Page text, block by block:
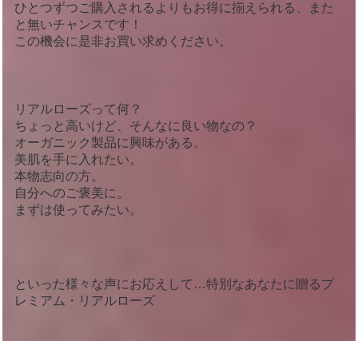
ひとつずつご購入されるよりもお得に揃えられる、また
と無いチャンスです！
この機会に是非お買い求めください。
リアルローズって何？
ちょっと高いけど、そんなに良い物なの？
オーガニック製品に興味がある。
美肌を手に入れたい。
本物志向の方。
自分へのご褒美に。
まずは使ってみたい。
といった様々な声にお応えして…特別なあなたに贈るプ
レミアム・リアルローズ